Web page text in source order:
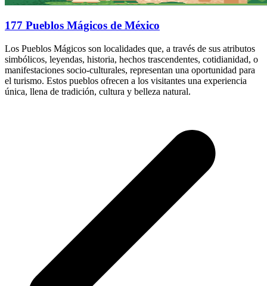
177 Pueblos Mágicos de México
Los Pueblos Mágicos son localidades que, a través de sus atributos
simbólicos, leyendas, historia, hechos trascendentes, cotidianidad, o
manifestaciones socio-culturales, representan una oportunidad para
el turismo. Estos pueblos ofrecen a los visitantes una experiencia
única, llena de tradición, cultura y belleza natural.